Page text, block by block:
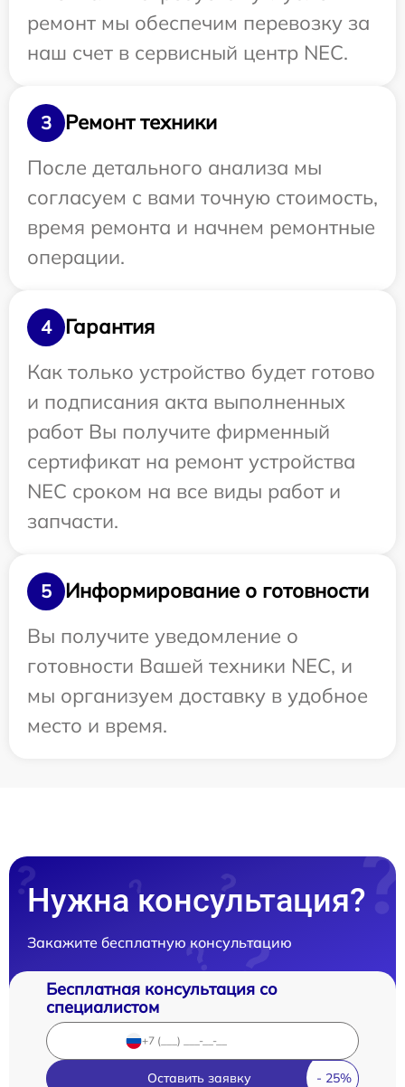
ремонт мы обеспечим перевозку за
наш счет в сервисный центр NEC.
3
Ремонт техники
После детального анализа мы
согласуем с вами точную стоимость,
время ремонта и начнем ремонтные
операции.
4
Гарантия
Как только устройство будет готово
и подписания акта выполненных
работ Вы получите фирменный
сертификат на ремонт устройства
NEC сроком на все виды работ и
запчасти.
5
Информирование о готовности
Вы получите уведомление о
готовности Вашей техники NEC, и
мы организуем доставку в удобное
место и время.
Нужна консультация?
Закажите бесплатную консультацию
Бесплатная консультация со
специалистом
Оставить заявку